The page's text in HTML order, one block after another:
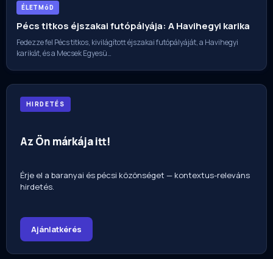
ÉLETMóD
Pécs titkos éjszakai futópályája: A Havihegyi karika
Fedezze fel Pécs titkos, kivilágított éjszakai futópályáját, a Havihegyi
karikát, és a Mecsek Egyesü…
HIRDETÉS
Az Ön márkája itt!
Érje el a baranyai és pécsi közönséget — kontextus-releváns
hirdetés.
Ajánlatkérés